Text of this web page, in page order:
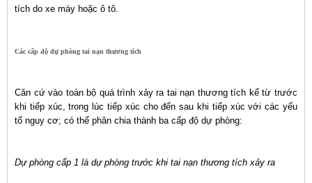
tích do xe máy hoặc ô tô.
Các cấp độ dự phòng tai nạn thương tích
Căn cứ vào toàn bộ quá trình xảy ra tai nạn thương tích kể từ trước
khi tiếp xúc, trong lúc tiếp xúc cho đến sau khi tiếp xúc với các yếu
tố nguy cơ; có thể phân chia thành ba cấp độ dự phòng:
Dự phòng cấp 1 là dự phòng trước khi tai nạn thương tích xảy ra